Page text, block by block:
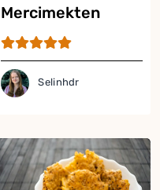
Mercimekten
Sütsüz Peynir
Tarifi
Selinhdr